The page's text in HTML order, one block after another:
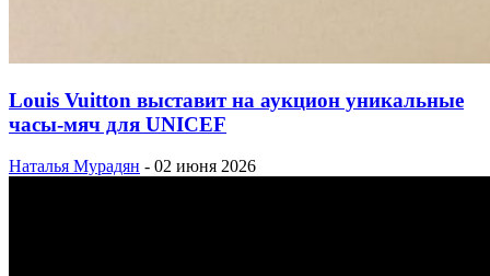
Louis Vuitton выставит на аукцион уникальные
часы-мяч для UNICEF
Наталья Мурадян - 02 июня 2026